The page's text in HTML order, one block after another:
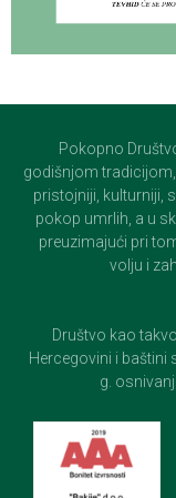
Pokopno
godišnjom
pristojniji, kulturniji,
pokop umrlih, a u
preuzimajući pri
volju i
Društvo kao
Hercegovini i baštini
g.